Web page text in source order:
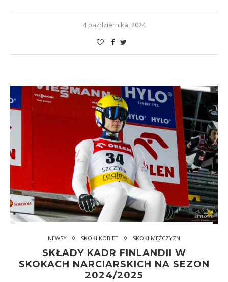
4 października, 2024
NEWSY SKOKI KOBIET SKOKI MĘŻCZYZN
SKŁADY KADR FINLANDII W
SKOKACH NARCIARSKICH NA SEZON
2024/2025